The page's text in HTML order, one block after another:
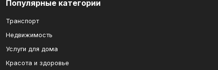
Популярные категории
Транспорт
Недвижимость
Услуги для дома
Красота и здоровье